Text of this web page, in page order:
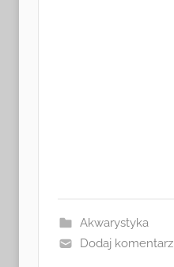
Akwarystyka
Dodaj komentarz